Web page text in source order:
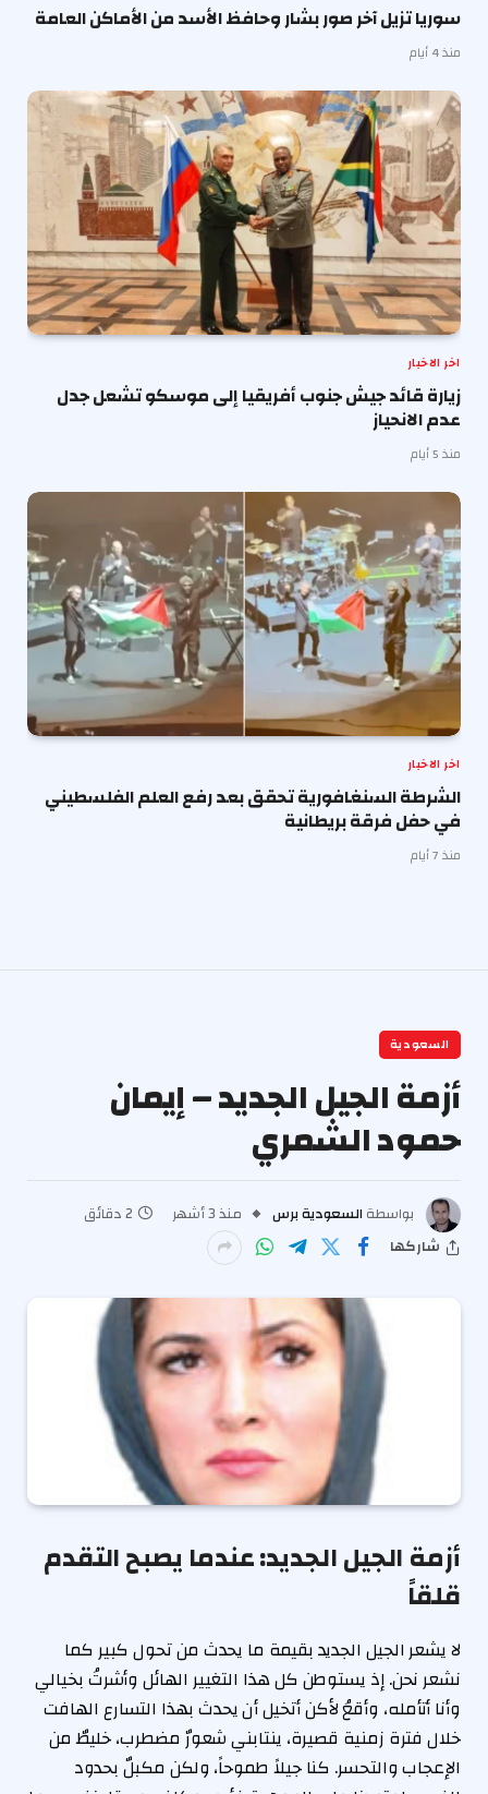
سوريا تزيل آخر صور بشار وحافظ الأسد من الأماكن العامة
منذ 4 أيام
اخر الاخبار
زيارة قائد جيش جنوب أفريقيا إلى موسكو تشعل جدل
عدم الانحياز
منذ 5 أيام
اخر الاخبار
الشرطة السنغافورية تحقق بعد رفع العلم الفلسطيني
في حفل فرقة بريطانية
منذ 7 أيام
السعودية
أزمة الجيل الجديد – إيمان
حمود الشمري
بواسطة السعودية برس منذ 3 أشهر
2 دقائق
شاركها
أزمة الجيل الجديد: عندما يصبح التقدم
قلقاً
لا يشعر الجيل الجديد بقيمة ما يحدث من تحول كبير كما
نشعر نحن. إذ يستوطن كل هذا التغيير الهائل وأشرتُ بخيالي
وأنا أتأمله، وأقعُ لأكن أتخيل أن يحدث بهذا التسارع الهافت
خلال فترة زمنية قصيرة، ينتابني شعورٌ مضطرب، خليطٌ من
الإعجاب والتحسر. كنا جيلاً طموحاً، ولكن مكبلٌ بحدود